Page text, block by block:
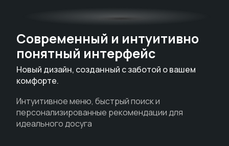
Современный и интуитивно
понятный интерфейс
Новый дизайн, созданный с заботой о вашем
комфорте.
Интуитивное меню, быстрый поиск и
персонализированные рекомендации для
идеального досуга